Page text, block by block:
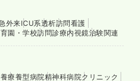
外来ICU系透析訪問看護
園・学校訪問診療内視鏡治験関連
療養型病院精神科病院クリニック